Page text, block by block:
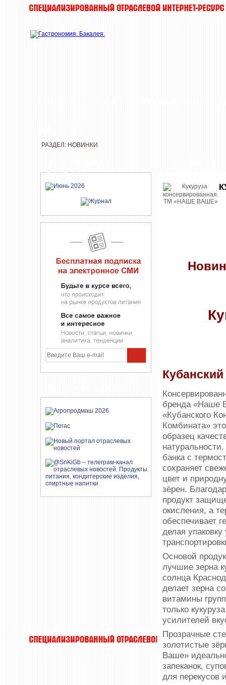
ЖУРНАЛА
РАЗДЕЛ: НОВИНКИ
бренда «Наше
«Кубанского
Комбината»
образец
банка с
сохраняет
цвет и
зёрен.
продукт
окисления, а
обеспечивает
делая
Основой
лучшие зерна
солнца
делает зерна
витамины
только
усилителей
Прозрачные
золотистые
Ваше»
запеканок,
для перекусов